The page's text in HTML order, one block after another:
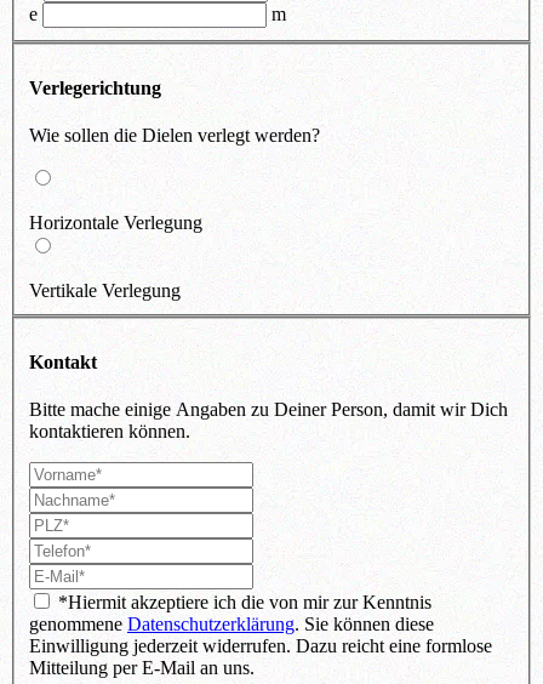
e
m
Verlegerichtung
Wie sollen die Dielen verlegt werden?
Horizontale Verlegung
Vertikale Verlegung
Kontakt
Bitte mache einige Angaben zu Deiner Person, damit wir Dich
kontaktieren können.
genommene Datenschutzerklärung. Sie können diese
Einwilligung jederzeit widerrufen. Dazu reicht eine formlose
Mitteilung per E-Mail an uns.